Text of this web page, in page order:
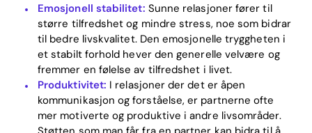
Emosjonell stabilitet: Sunne relasjoner fører til
større tilfredshet og mindre stress, noe som bidrar
til bedre livskvalitet. Den emosjonelle tryggheten i
et stabilt forhold hever den generelle velvære og
fremmer en følelse av tilfredshet i livet.
Produktivitet: I relasjoner der det er åpen
kommunikasjon og forståelse, er partnerne ofte
mer motiverte og produktive i andre livsområder.